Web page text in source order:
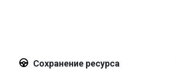
Сохранение ресурса